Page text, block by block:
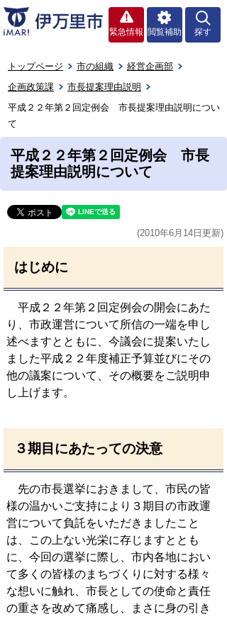
緊急情報 閲覧補助 探す
トップページ 市の組織
経営企画部
企画政策課
市長提案理由説明
平成２２年第２回定例会 市長提案理由説明につい
て
平成２２年第２回定例会 市長
提案理由説明について
(2010年6月14日更新)
はじめに
平成２２年第２回定例会の開会にあた
り、市政運営について所信の一端を申し
述べますとともに、今議会に提案いたし
ました平成２２年度補正予算並びにその
他の議案について、その概要をご説明申
し上げます。
３期目にあたっての決意
先の市長選挙におきまして、市民の皆
様の温かいご支持により３期目の市政運
営について負託をいただきましたこと
は、この上ない光栄に存じますととも
に、今回の選挙に際し、市内各地におい
て多くの皆様のまちづくりに対する様々
な想いに触れ、市長としての使命と責任
の重さを改めて痛感し、まさに身の引き